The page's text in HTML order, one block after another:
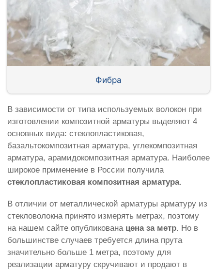
Фибра
В зависимости от типа используемых волокон при
изготовлении композитной арматуры выделяют 4
основных вида: стеклопластиковая,
базальтокомпозитная арматура, углекомпозитная
арматура, арамидокомпозитная арматура. Наиболее
широкое применение в России получила
стеклопластиковая композитная арматура.
В отличии от металлической арматуры арматуру из
стекловолокна принято измерять метрах, поэтому
на нашем сайте опубликована цена за метр. Но в
большинстве случаев требуется длина прута
значительно больше 1 метра, поэтому для
реализации арматуру скручивают и продают в